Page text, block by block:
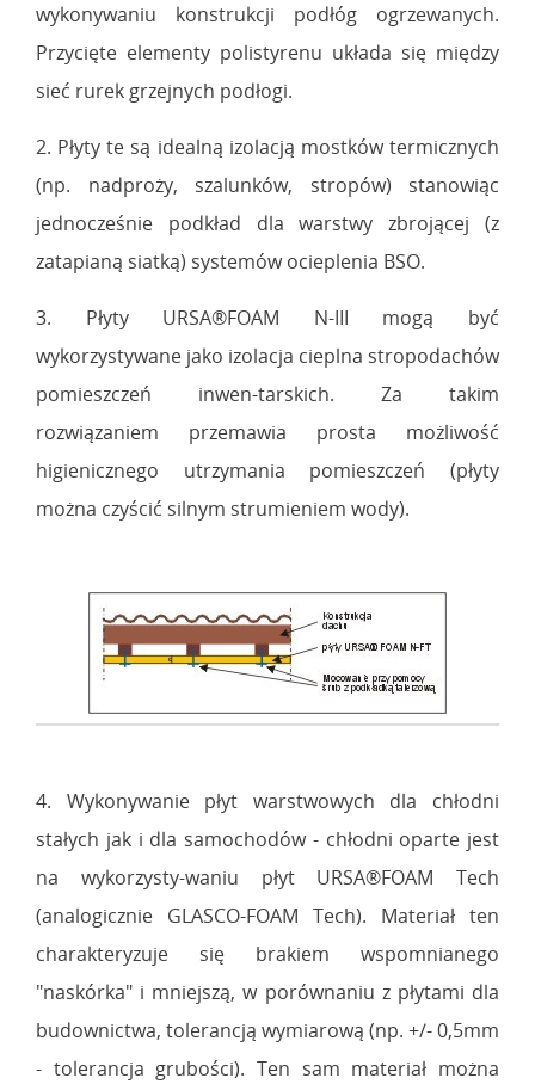
wykonywaniu konstrukcji podłóg ogrzewanych.
Przycięte elementy polistyrenu układa się między
sieć rurek grzejnych podłogi.
2. Płyty te są idealną izolacją mostków termicznych
(np. nadproży, szalunków, stropów) stanowiąc
jednocześnie podkład dla warstwy zbrojącej (z
zatapianą siatką) systemów ocieplenia BSO.
3. Płyty URSA®FOAM N-III mogą być
wykorzystywane jako izolacja cieplna stropodachów
pomieszczeń inwen-tarskich. Za takim
rozwiązaniem przemawia prosta możliwość
higienicznego utrzymania pomieszczeń (płyty
można czyścić silnym strumieniem wody).
4. Wykonywanie płyt warstwowych dla chłodni
stałych jak i dla samochodów - chłodni oparte jest
na wykorzysty-waniu płyt URSA®FOAM Tech
(analogicznie GLASCO-FOAM Tech). Materiał ten
charakteryzuje się brakiem wspomnianego
"naskórka" i mniejszą, w porównaniu z płytami dla
budownictwa, tolerancją wymiarową (np. +/- 0,5mm
- tolerancja grubości). Ten sam materiał można